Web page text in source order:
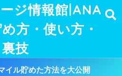
ジ情報館|ANA
方・使い方・
裏技
イル貯めた方法を大公開